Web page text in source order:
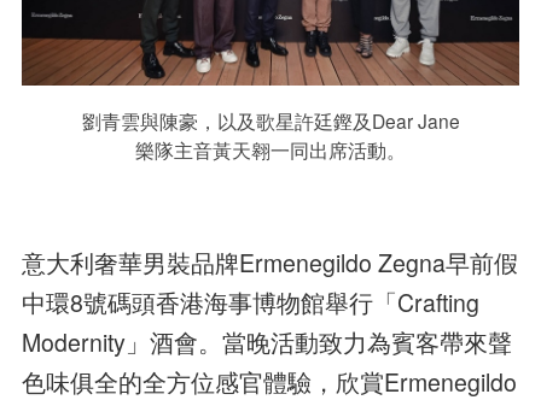
劉青雲與陳豪，以及歌星許廷鏗及Dear Jane
樂隊主音黃天翱一同出席活動。
意大利奢華男裝品牌Ermenegildo Zegna早前假
中環8號碼頭香港海事博物館舉行「Crafting
Modernity」酒會。當晚活動致力為賓客帶來聲
色味俱全的全方位感官體驗，欣賞Ermenegildo